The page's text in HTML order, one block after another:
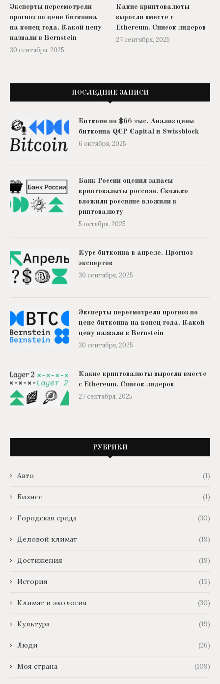
Эксперты пересмотрели
прогноз по цене биткоина
на конец года. Какой цену
назвали в Bernstein
30 сентября, 2025
Какие криптовалюты
выросли вместе с
Ethereum. Список лидеров
27 сентября, 2025
ПОСЛЕДНИЕ ЗАПИСИ
Биткоин по $66 тыс. Анализ цены
биткоина QCP Capital и Swissblock
6 октября, 2025
Банк России оценил запасы
криптовалыты россиян. Сколько
вложили россияне вложили в
риптовалюту
5 октября, 2025
Курс биткоина в апреле. Прогноз
экспертов
30 сентября, 2025
Эксперты пересмотрели прогноз по
цене биткоина на конец года. Какой
цену назвали в Bernstein
30 сентября, 2025
Какие криптовалюты выросли вместе
с Ethereum. Список лидеров
27 сентября, 2025
РУБРИКИ
Авто (1)
Бизнес (1)
Городская среда (30)
Деловой климат (19)
Достижения (19)
История (15)
Климат и экология (30)
Культура (19)
Люди (26)
Моя страна (109)